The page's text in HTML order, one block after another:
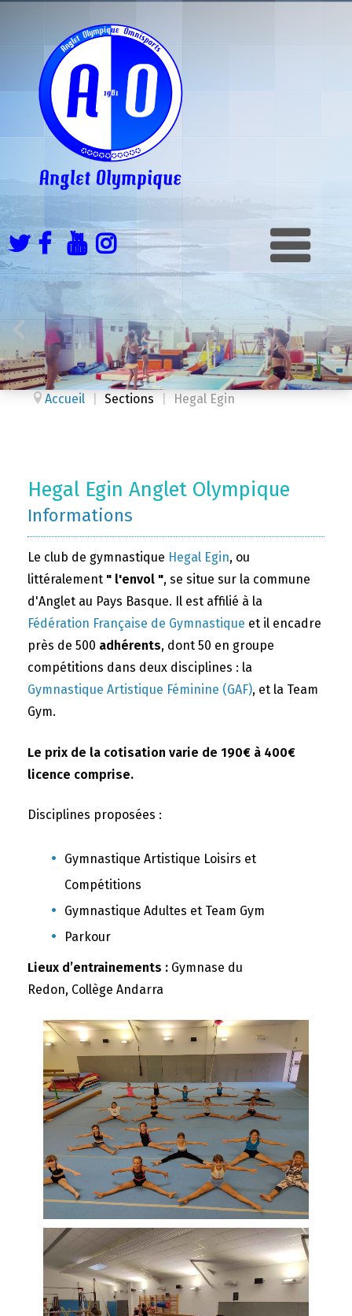
Accueil Sections Hegal Egin
Hegal Egin Anglet Olympique
Informations
Le club de gymnastique Hegal Egin, ou
littéralement " l'envol ", se situe sur la commune
d'Anglet au Pays Basque. Il est affilié à la
Fédération Française de Gymnastique et il encadre
près de 500 adhérents, dont 50 en groupe
compétitions dans deux disciplines : la
Gymnastique Artistique Féminine (GAF), et la Team
Gym.
Le prix de la cotisation varie de 190€ à 400€
licence comprise.
Disciplines proposées :
Gymnastique Artistique Loisirs et
Compétitions
Gymnastique Adultes et Team Gym
Parkour
Lieux d’entrainements : Gymnase du
Redon, Collège Andarra